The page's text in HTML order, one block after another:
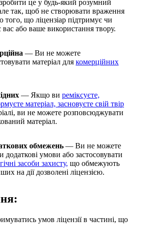
це у будь-який розумний
так, щоб не створювати враження
того, що ліцензіар підтримує чи
вас або ваше використання твору.
— Ви не можете
матеріал для комерційних
— Якщо ви реміксуєте,
матеріал, засновуєте свій твір
ви не можете розповсюджувати
матеріал.
обмежень — Ви не можете
додаткові умови або застосовувати
засоби захисту, що обмежують
на дії дозволені ліцензією.
умов ліцензії в частині, що